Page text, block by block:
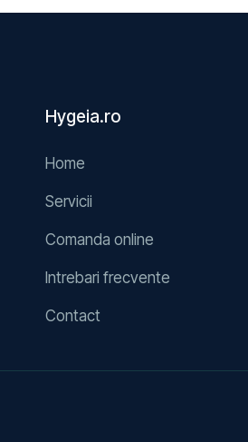
Hygeia.ro
Home
Servicii
Comanda online
Intrebari frecvente
Contact